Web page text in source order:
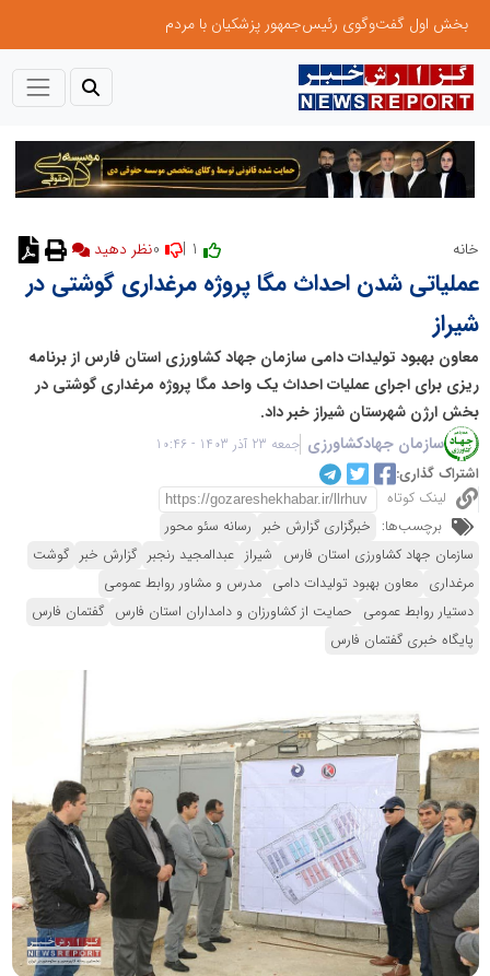
بخش اول گفت‌وگوی رئیس‌جمهور پزشکیان با مردم
خانه نظر دهید
عملیاتی شدن احداث مگا پروژه مرغداری گوشتی در
شیراز
معاون بهبود تولیدات دامی سازمان جهاد کشاورزی استان فارس از برنامه
ریزی برای اجرای عملیات احداث یک واحد مگا پروژه مرغداری گوشتی در
بخش ارژن شهرستان شیراز خبر داد.
سازمان جهادکشاورزی جمعه 23 آذر 1403 - 10:46
اشتراک گذاری:
لینک کوتاه
برچسب‌ها: خبرگزاری گزارش خبر رسانه سئو محور
سازمان جهاد کشاورزی استان فارس شیراز عبدالمجید رنجبر گزارش خبر گوشت
مرغداری معاون بهبود تولیدات دامی مدرس و مشاور روابط عمومی
دستیار روابط عمومی حمایت از کشاورزان و دامداران استان فارس گفتمان فارس
پایگاه خبری گفتمان فارس